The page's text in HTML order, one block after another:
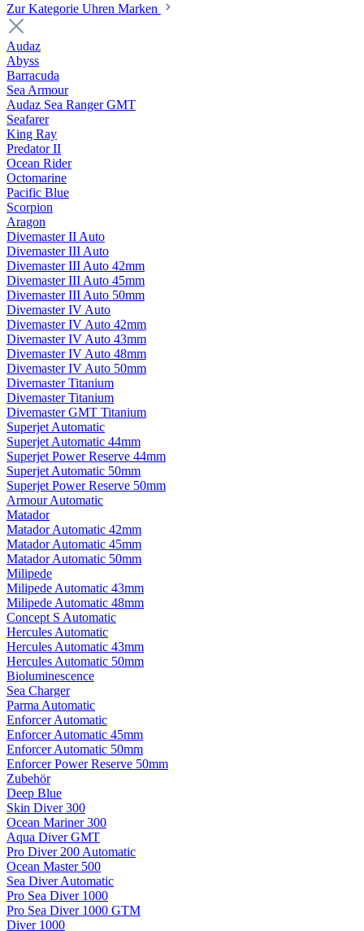
Zur Kategorie Uhren Marken
Audaz
Abyss
Barracuda
Sea Armour
Audaz Sea Ranger GMT
Seafarer
King Ray
Predator II
Ocean Rider
Octomarine
Pacific Blue
Scorpion
Aragon
Divemaster II Auto
Divemaster III Auto
Divemaster III Auto 42mm
Divemaster III Auto 45mm
Divemaster III Auto 50mm
Divemaster IV Auto
Divemaster IV Auto 42mm
Divemaster IV Auto 43mm
Divemaster IV Auto 48mm
Divemaster IV Auto 50mm
Divemaster Titanium
Divemaster Titanium
Divemaster GMT Titanium
Superjet Automatic
Superjet Automatic 44mm
Superjet Power Reserve 44mm
Superjet Automatic 50mm
Superjet Power Reserve 50mm
Armour Automatic
Matador
Matador Automatic 42mm
Matador Automatic 45mm
Matador Automatic 50mm
Milipede
Milipede Automatic 43mm
Milipede Automatic 48mm
Concept S Automatic
Hercules Automatic
Hercules Automatic 43mm
Hercules Automatic 50mm
Bioluminescence
Sea Charger
Parma Automatic
Enforcer Automatic
Enforcer Automatic 45mm
Enforcer Automatic 50mm
Enforcer Power Reserve 50mm
Zubehör
Deep Blue
Skin Diver 300
Ocean Mariner 300
Aqua Diver GMT
Pro Diver 200 Automatic
Ocean Master 500
Sea Diver Automatic
Pro Sea Diver 1000
Pro Sea Diver 1000 GTM
Diver 1000